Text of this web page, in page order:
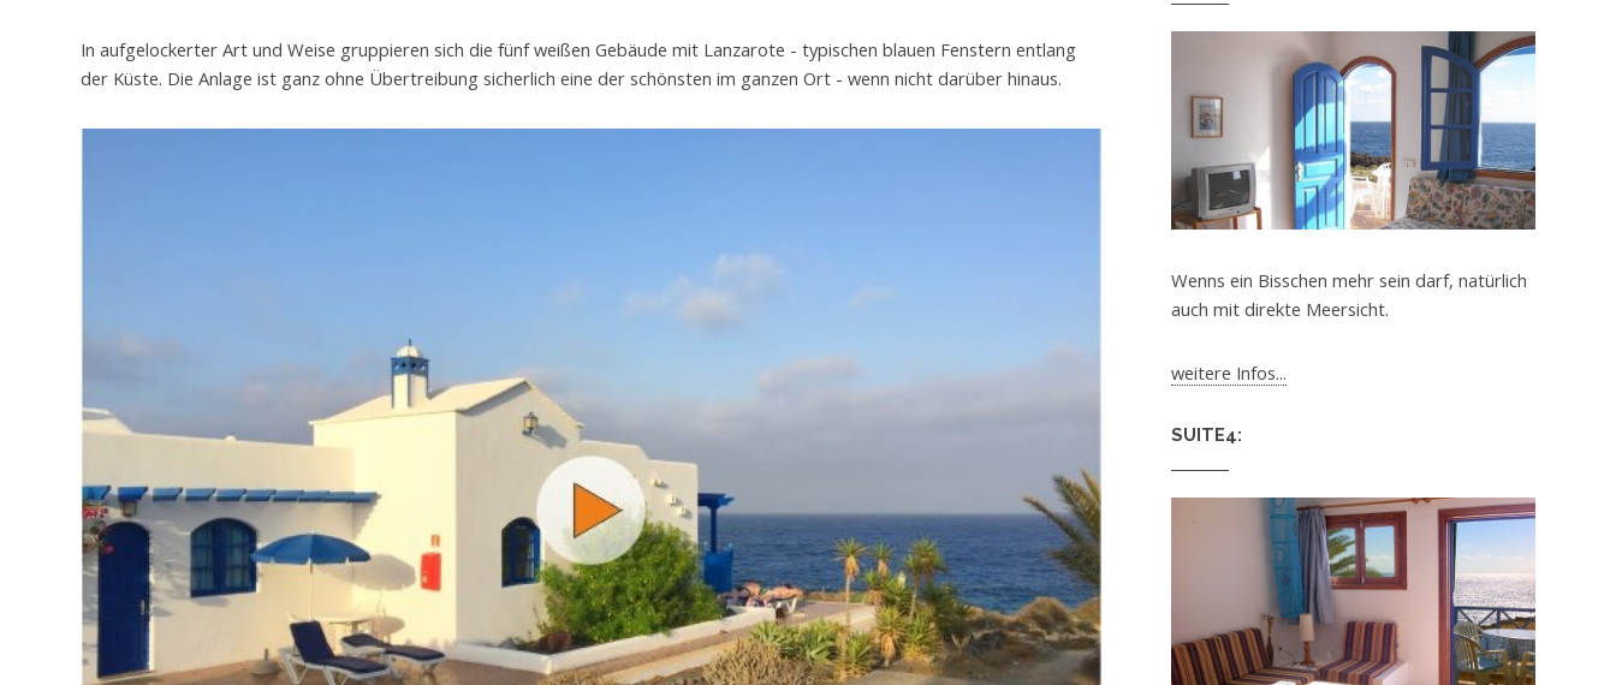
In aufgelockerter Art und Weise gruppieren sich die fünf weißen Gebäude mit Lanzarote - typischen blauen Fenstern entlang
der Küste. Die Anlage ist ganz ohne Übertreibung sicherlich eine der schönsten im ganzen Ort - wenn nicht darüber hinaus.
Wenns ein Bisschen mehr sein darf, natürlich
auch mit direkte Meersicht.
weitere Infos...
SUITE4: